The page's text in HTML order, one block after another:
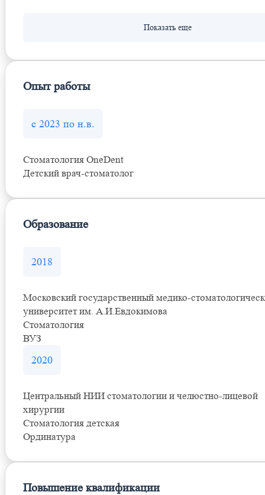
Опыт работы
с 2023 по н.в.
Стоматология OneDent
Детский врач-стоматолог
Образование
2018
Московский государственный медико-
университет им. А.И.Евдокимова
Стоматология
ВУЗ
2020
Центральный НИИ стоматологии и челюстно-лицевой
хирургии
Стоматология детская
Ординатура
Повышение квалификации